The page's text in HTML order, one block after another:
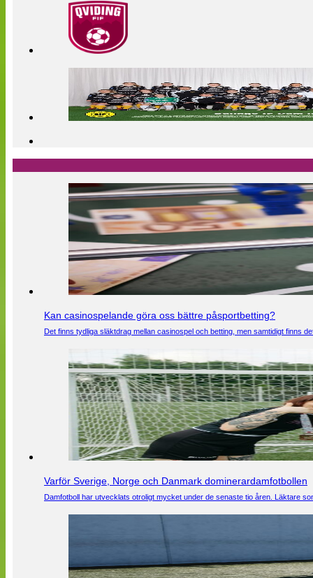
Kan casinospelande göra oss bättre påsportbetting?
Det finns tydliga släktdrag mellan casinospel och betting, men samtidigt finns
Varför Sverige, Norge och Danmark dominerardamfotbollen
Damfotboll har utvecklats otroligt mycket under de senaste tio åren. Läktare